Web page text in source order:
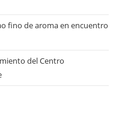
fino de aroma en encuentro
del Centro